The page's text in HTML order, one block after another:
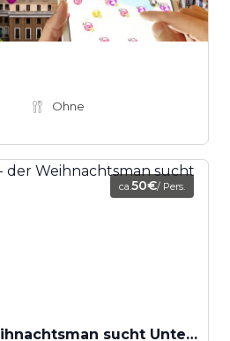
Ohne
ca.50€/ Pers.
Wanted - der Weihnachtsman sucht Unterstützung